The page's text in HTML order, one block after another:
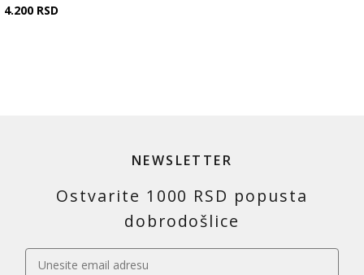
4.200 RSD
NEWSLETTER
Ostvarite 1000 RSD popusta
dobrodošlice